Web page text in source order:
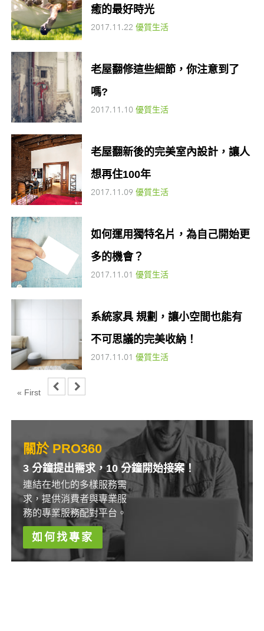
癒的最好時光
2017.11.22 優質生活
老屋翻修這些細節，你注意到了
嗎?
2017.11.10 優質生活
老屋翻新後的完美室內設計，讓人
想再住100年
2017.11.09 優質生活
如何運用獨特名片，為自己開始更
多的機會？
2017.11.01 優質生活
系統家具 規劃，讓小空間也能有
不可思議的完美收納！
2017.11.01 優質生活
« First
關於 PRO360
3 分鐘提出需求，10 分鐘開始接案！
連結在地化的多樣服務需
求，提供消費者與專業服
務的專業服務配對平台。
如何找專家